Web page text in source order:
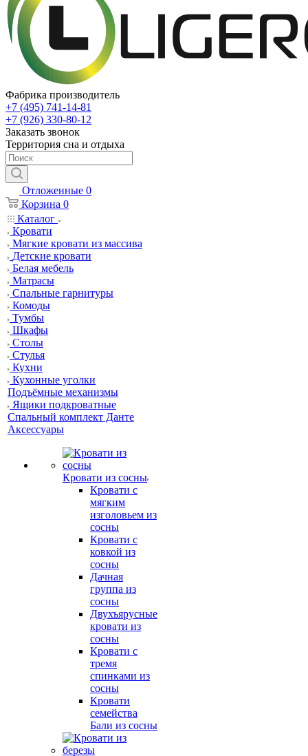
Фабрика производитель
+7 (495) 741-14-81
+7 (926) 330-80-12
Заказать звонок
Территория сна и отдыха
Отложенные 0
Корзина 0
Каталог
Кровати
Мягкие кровати из массива
Детские кровати
Белая мебель
Матрасы
Спальные гарнитуры
Комоды
Тумбы
Шкафы
Столы
Стулья
Кухни
Кухонные уголки
Подъёмные механизмы
Ящики подкроватные
Спальный комплект Данте
Аксессуары
Кровати из сосны
Кровати с
мягким
изголовьем из
сосны
Кровати с
ковкой из
сосны
Дачная
группа из
сосны
Двухъярусные
кровати из
сосны
Кровати с
тремя
спинками из
сосны
Кровати
семейства
Бали из сосны